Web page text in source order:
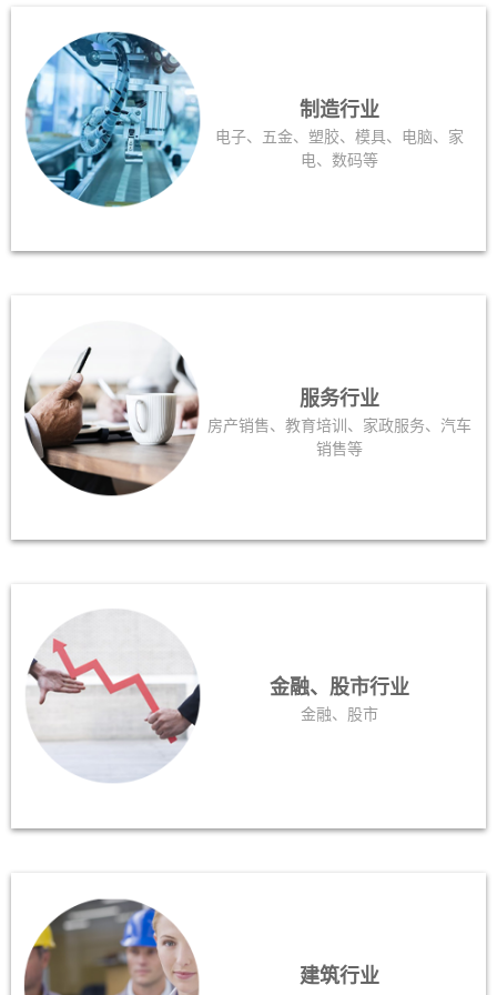
制造行业
电子、五金、塑胶、模具、电脑、家
电、数码等
服务行业
房产销售、教育培训、家政服务、汽车
销售等
金融、股市行业
金融、股市
建筑行业